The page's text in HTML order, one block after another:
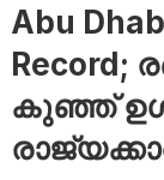
Abu
Record;
കുഞ്ഞ്